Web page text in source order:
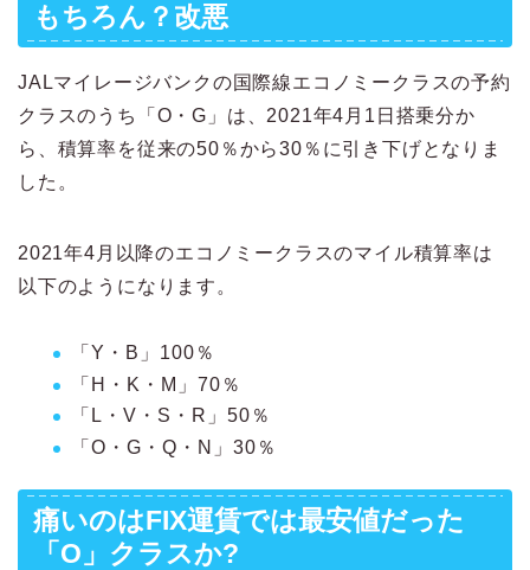
もちろん？改悪
JALマイレージバンクの国際線エコノミークラスの予約
クラスのうち「O・G」は、2021年4月1日搭乗分か
ら、積算率を従来の50％から30％に引き下げとなりま
した。
2021年4月以降のエコノミークラスのマイル積算率は
以下のようになります。
「Y・B」100％
「H・K・M」70％
「L・V・S・R」50％
「O・G・Q・N」30％
痛いのはFIX運賃では最安値だった
「O」クラスか?